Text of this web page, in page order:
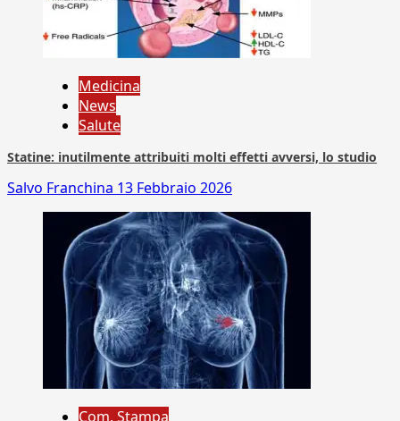
Medicina
News
Salute
Statine: inutilmente attribuiti molti effetti avversi, lo studio
Salvo Franchina 13 Febbraio 2026
Com. Stampa